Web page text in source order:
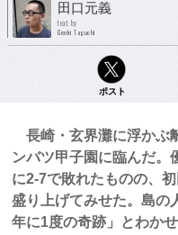
田口元義
text by
Genki Taguchi
ポスト
長崎・玄界灘に浮かぶ
ンバツ甲子園に臨んだ。
に2-7で敗れたものの、
盛り上げてみせた。島の
年に1度の奇跡」とわか